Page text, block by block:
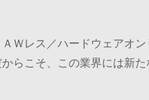
Ｗレス／ハードウェアオ
らこそ、この業界には新